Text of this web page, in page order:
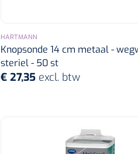
HARTMANN
Knopsonde 14 cm metaal -
steriel - 50 st
€ 27,35 excl. btw